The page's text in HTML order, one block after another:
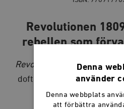
Revolutionen
rebellen som
Revolutionen 1809är en
dofterna, intrigerna och
statskuppen mot
Denna
använder
Denna webbplats
att förbättra